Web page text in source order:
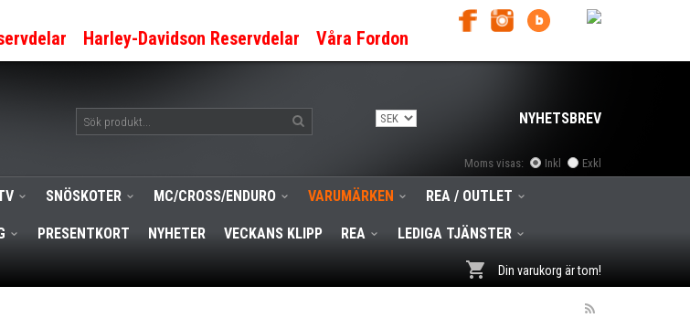
Harley-Davidson Reservdelar Våra Fordon
NYHETSBREV
Moms visas: Inkl Exkl
SNÖSKOTER MC/CROSS/ENDURO VARUMÄRKEN REA / OUTLET
PRESENTKORT NYHETER VECKANS KLIPP REA LEDIGA TJÄNSTER
Din varukorg är tom!